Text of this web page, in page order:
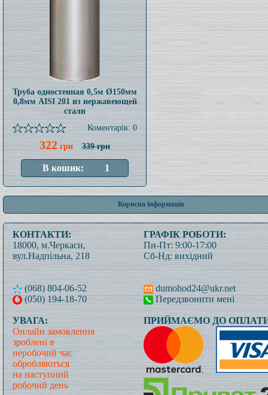
Труба одностенная 0,5м Ø150мм
0,8мм AISI 201 из нержавеющей
стали
Коментарів: 0
322 грн 339 грн
Корисна інформація
КОНТАКТИ:
18000, м.Черкаси,
вул.Надпільна, 218
(068) 804-06-52
(050) 194-18-70
ГРАФІК РОБОТИ:
Пн-Пт: 9:00-17:00
Сб-Нд: вихідний
dumohod24@ukr.net
Передзвонити мені
УВАГА:
Онлайн замовлення
зроблені в
неробочий час
обробляються
на наступний
робочий день
ПРИЙМАЄМО ДО